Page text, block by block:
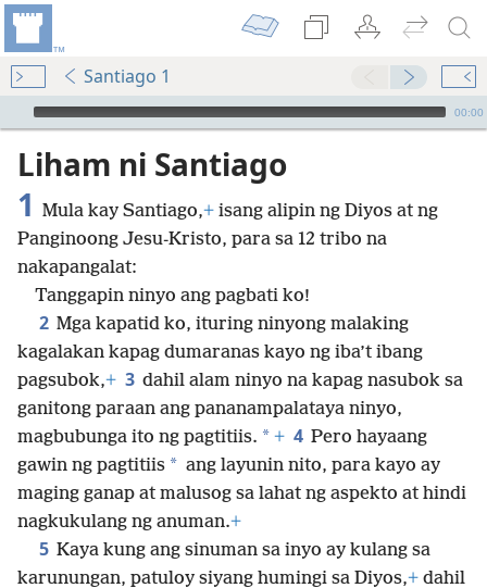
Santiago 1
Audio Player
00:00
Liham ni Santiago
1 Mula kay Santiago,+ isang alipin ng Diyos at ng
Panginoong Jesu-Kristo, para sa 12 tribo na
nakapangalat:
Tanggapin ninyo ang pagbati ko!
2 Mga kapatid ko, ituring ninyong malaking
kagalakan kapag dumaranas kayo ng iba’t ibang
pagsubok,+ 3 dahil alam ninyo na kapag nasubok sa
ganitong paraan ang pananampalataya ninyo,
magbubunga ito ng pagtitiis. * + 4 Pero hayaang
gawin ng pagtitiis * ang layunin nito, para kayo ay
maging ganap at malusog sa lahat ng aspekto at hindi
nagkukulang ng anuman.+
5 Kaya kung ang sinuman sa inyo ay kulang sa
karunungan, patuloy siyang humingi sa Diyos,+ dahil